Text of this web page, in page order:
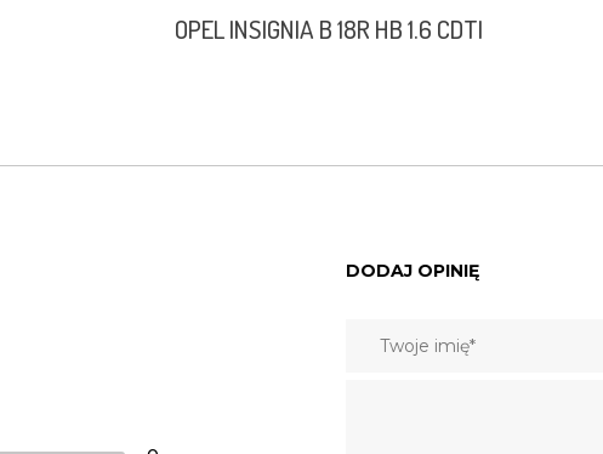
OPEL INSIGNIA B 18R HB 1.6 CDTI
DODAJ OPINIĘ